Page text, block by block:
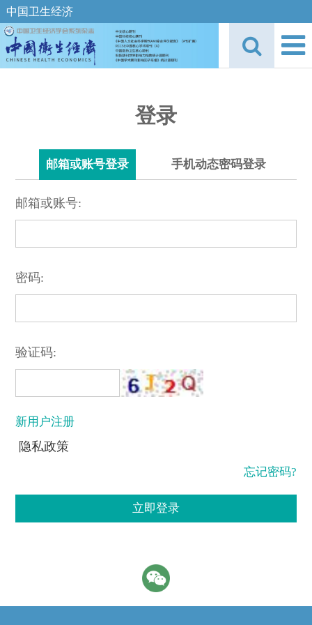
中国卫生经济
登录
邮箱或账号登录 手机动态密码登录
邮箱或账号:
密码:
验证码:
新用户注册
隐私政策
忘记密码?
立即登录